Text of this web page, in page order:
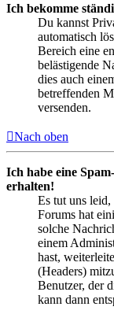
Ich bekomme
Du kannst
automatisch
Bereich eine
belästigende
dies auch
betreffenden
versenden.
Nach oben
Ich habe eine
erhalten!
Es tut uns
Forums hat
solche
einem
hast,
(Headers)
Benutzer, der
kann dann